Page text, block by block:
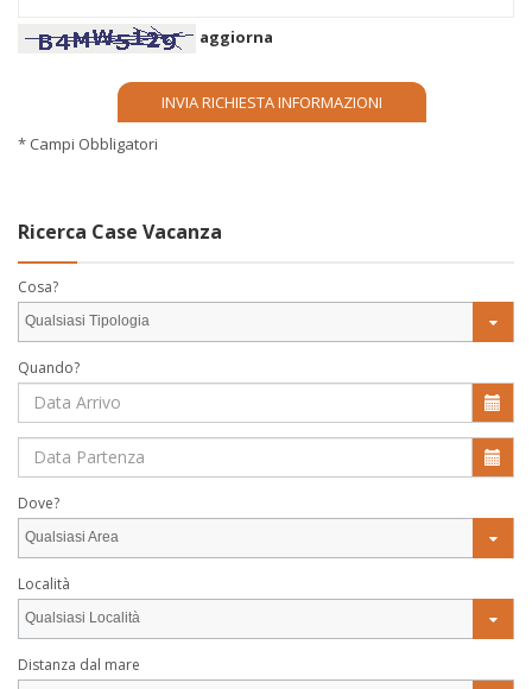
aggiorna
* Campi Obbligatori
Ricerca Case Vacanza
Cosa?
Qualsiasi Tipologia
Quando?
Dove?
Qualsiasi Area
Località
Qualsiasi Località
Distanza dal mare